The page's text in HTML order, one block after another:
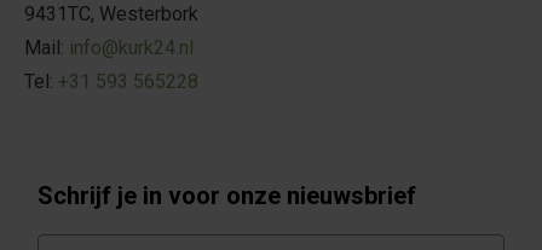
9431TC, Westerbork
Mail: info@kurk24.nl
Tel: +31 593 565228
Schrijf je in voor onze nieuwsbrief
E-mail